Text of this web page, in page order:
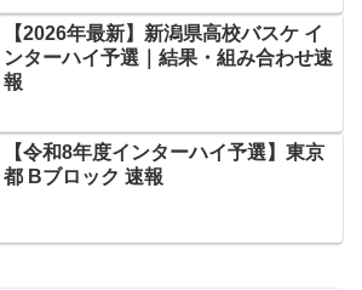
【2026年最新】新潟県高校バスケ イ
ンターハイ予選｜結果・組み合わせ速
報
【令和8年度インターハイ予選】東京
都 Bブロック 速報